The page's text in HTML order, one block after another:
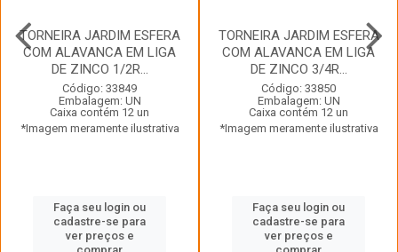
TORNEIRA JARDIM ESFERA
COM ALAVANCA EM LIGA
DE ZINCO 1/2R...
Código: 33849
Embalagem: UN
Caixa contém 12 un
*Imagem meramente ilustrativa
Faça seu login ou
cadastre-se para
ver preços e
TORNEIRA JARDIM ESFERA
COM ALAVANCA EM LIGA
DE ZINCO 3/4R...
Código: 33850
Embalagem: UN
Caixa contém 12 un
*Imagem meramente ilustrativa
Faça seu login ou
cadastre-se para
ver preços e